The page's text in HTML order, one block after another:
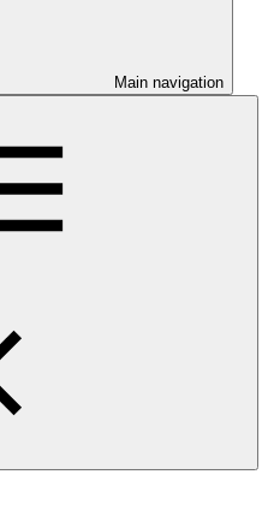
Main navigation